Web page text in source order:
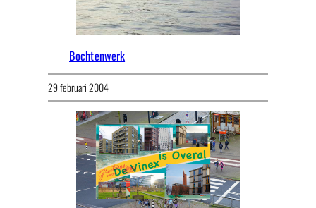
Bochtenwerk
29 februari 2004